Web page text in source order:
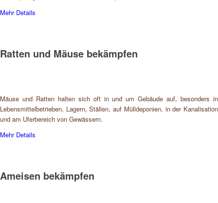
Mehr Details
Ratten und Mäuse bekämpfen
Mäuse und Ratten halten sich oft in und um Gebäude auf, besonders in
Lebensmittelbetrieben, Lagern, Ställen, auf Mülldeponien, in der Kanalisation
und am Uferbereich von Gewässern.
Mehr Details
Ameisen bekämpfen